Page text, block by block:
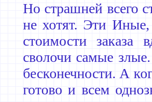
Но страшней всего
не хотят. Эти
стоимости заказа
сволочи самые
бесконечности. А
готово и всем